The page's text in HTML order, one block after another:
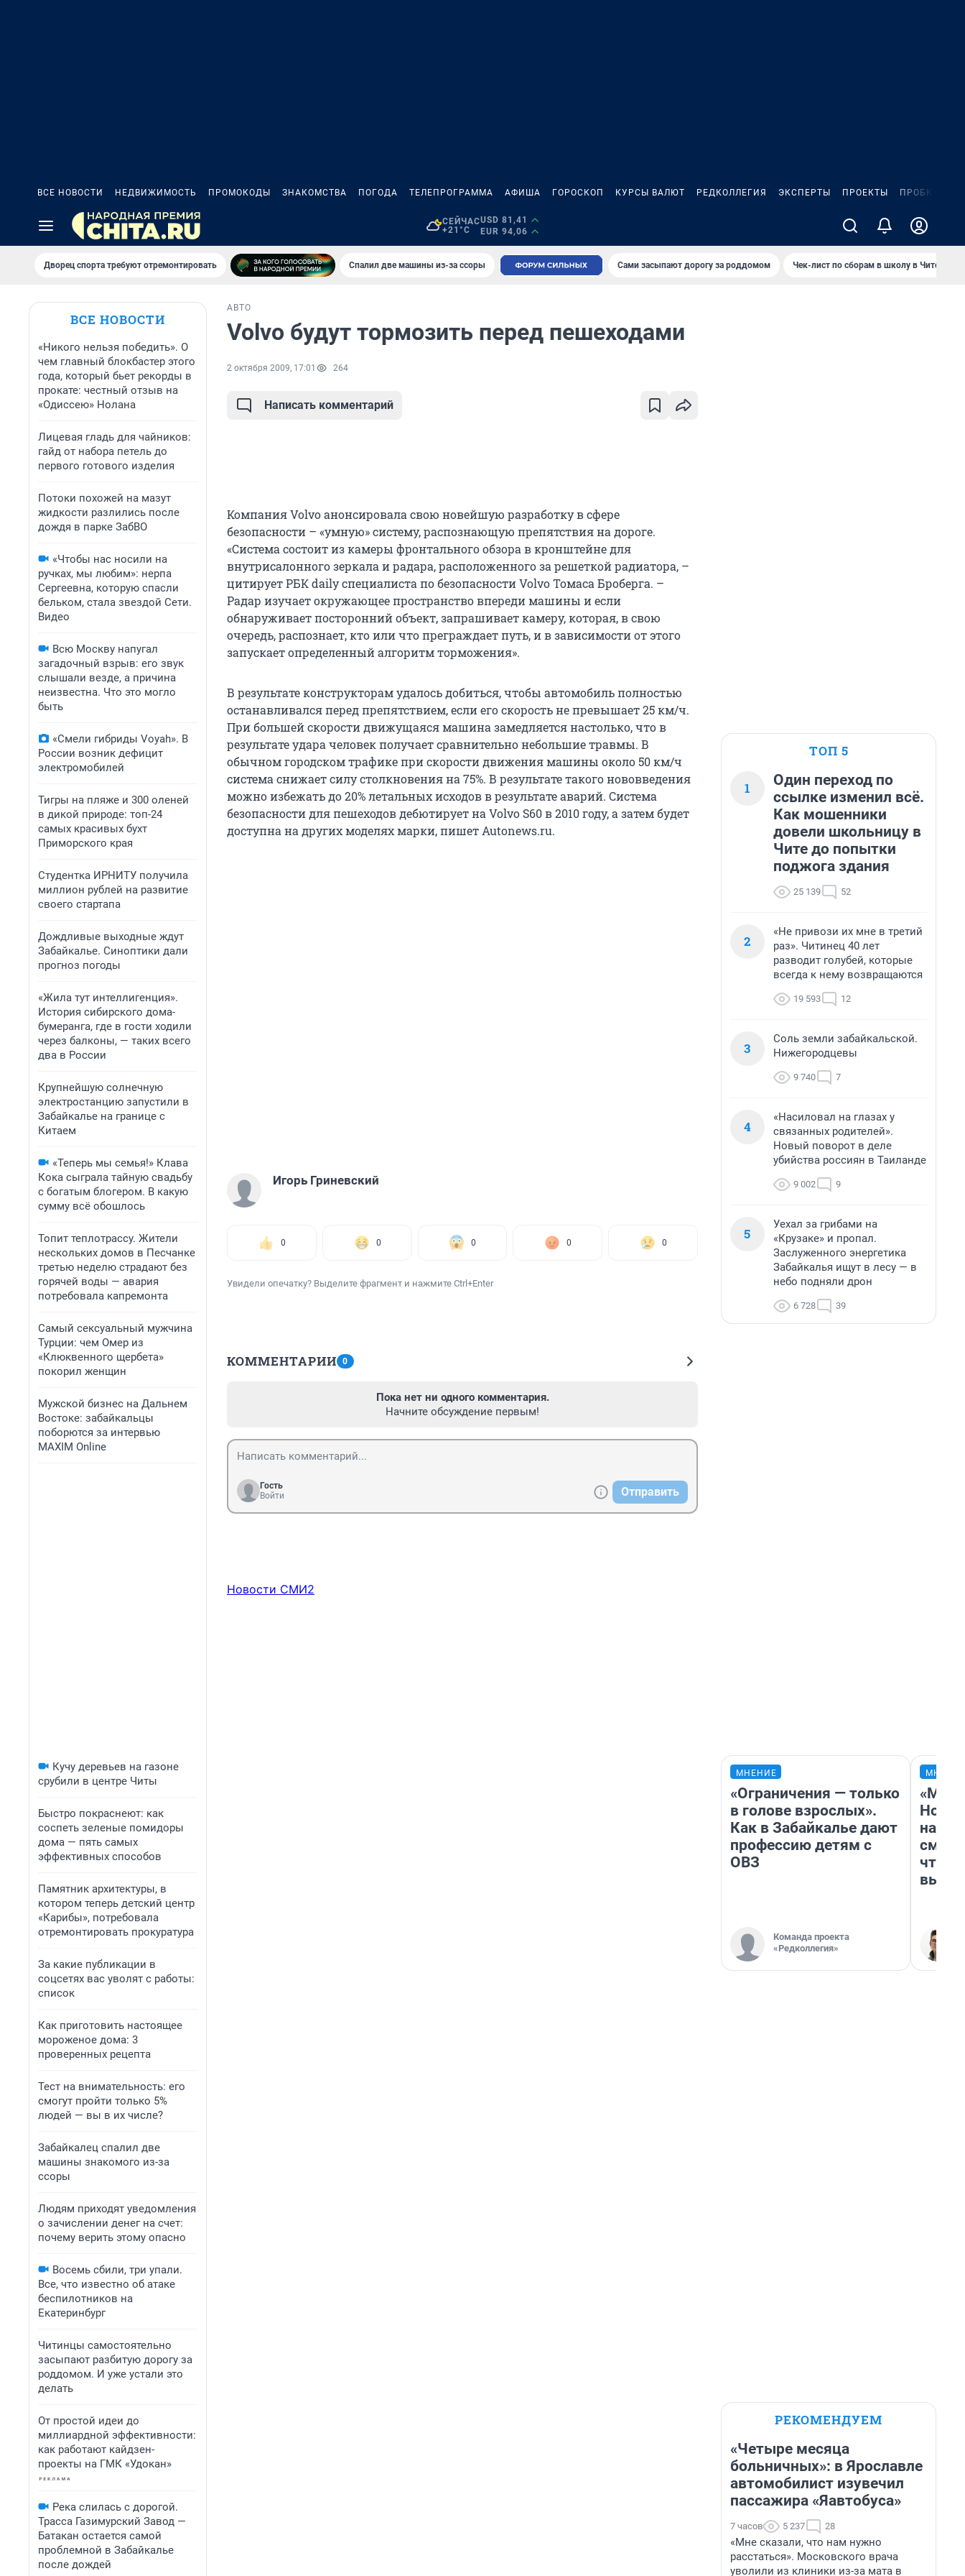
ВСЕ НОВОСТИ НЕДВИЖИМОСТЬ ПРОМОКОДЫ ЗНАКОМСТВА ПОГОДА ТЕЛЕПРОГРАММА АФИША ГОРОСКОП КУРСЫ ВАЛЮТ РЕДКОЛЛЕГИЯ ЭКСПЕРТЫ ПРОЕКТЫ ПРОБКИ
СЕЙЧАС
+21°C
USD 81,41
EUR 94,06
Дворец спорта требуют отремонтировать Спалил две машины из-за ссоры Сами засыпают дорогу за роддомом Чек-лист по сборам в школу в Чите
ВСЕ НОВОСТИ
«Никого нельзя победить». О
чем главный блокбастер этого
года, который бьет рекорды в
прокате: честный отзыв на
«Одиссею» Нолана
Лицевая гладь для чайников:
гайд от набора петель до
первого готового изделия
Потоки похожей на мазут
жидкости разлились после
дождя в парке ЗабВО
«Чтобы нас носили на
ручках, мы любим»: нерпа
Сергеевна, которую спасли
бельком, стала звездой Сети.
Видео
Всю Москву напугал
загадочный взрыв: его звук
слышали везде, а причина
неизвестна. Что это могло
быть
«Смели гибриды Voyah». В
России возник дефицит
электромобилей
Тигры на пляже и 300 оленей
в дикой природе: топ-24
самых красивых бухт
Приморского края
Студентка ИРНИТУ получила
миллион рублей на развитие
своего стартапа
Дождливые выходные ждут
Забайкалье. Синоптики дали
прогноз погоды
«Жила тут интеллигенция».
История сибирского дома-
бумеранга, где в гости ходили
через балконы, — таких всего
два в России
Крупнейшую солнечную
электростанцию запустили в
Забайкалье на границе с
Китаем
«Теперь мы семья!» Клава
Кока сыграла тайную свадьбу
с богатым блогером. В какую
сумму всё обошлось
Топит теплотрассу. Жители
нескольких домов в Песчанке
третью неделю страдают без
горячей воды — авария
потребовала капремонта
Самый сексуальный мужчина
Турции: чем Омер из
«Клюквенного щербета»
покорил женщин
Мужской бизнес на Дальнем
Востоке: забайкальцы
поборются за интервью
MAXIM Online
Кучу деревьев на газоне
срубили в центре Читы
Быстро покраснеют: как
соспеть зеленые помидоры
дома — пять самых
эффективных способов
Памятник архитектуры, в
котором теперь детский центр
«Карибы», потребовала
отремонтировать прокуратура
За какие публикации в
соцсетях вас уволят с работы:
список
Как приготовить настоящее
мороженое дома: 3
проверенных рецепта
Тест на внимательность: его
смогут пройти только 5%
людей — вы в их числе?
Забайкалец спалил две
машины знакомого из-за
ссоры
Людям приходят уведомления
о зачислении денег на счет:
почему верить этому опасно
Восемь сбили, три упали.
Все, что известно об атаке
беспилотников на
Екатеринбург
Читинцы самостоятельно
засыпают разбитую дорогу за
роддомом. И уже устали это
делать
От простой идеи до
миллиардной эффективности:
как работают кайдзен-
проекты на ГМК «Удокан»
Река слилась с дорогой.
Трасса Газимурский Завод —
Батакан остается самой
проблемной в Забайкалье
после дождей
АВТО
Volvo будут тормозить перед пешеходами
2 октября 2009, 17:01 264
Написать комментарий
Компания Volvo анонсировала свою новейшую разработку в сфере
безопасности – «умную» систему, распознающую препятствия на дороге.
«Система состоит из камеры фронтального обзора в кронштейне для
внутрисалонного зеркала и радара, расположенного за решеткой радиатора, –
цитирует РБК daily специалиста по безопасности Volvo Томаса Броберга. –
Радар изучает окружающее пространство впереди машины и если
обнаруживает посторонний объект, запрашивает камеру, которая, в свою
очередь, распознает, кто или что преграждает путь, и в зависимости от этого
запускает определенный алгоритм торможения».
В результате конструкторам удалось добиться, чтобы автомобиль полностью
останавливался перед препятствием, если его скорость не превышает 25 км/ч.
При большей скорости движущаяся машина замедляется настолько, что в
результате удара человек получает сравнительно небольшие травмы. В
обычном городском трафике при скорости движения машины около 50 км/ч
система снижает силу столкновения на 75%. В результате такого нововведения
можно избежать до 20% летальных исходов в результате аварий. Система
безопасности для пешеходов дебютирует на Volvo S60 в 2010 году, а затем будет
доступна на других моделях марки, пишет Autonews.ru.
Игорь Гриневский
0 0 0 0 0
Увидели опечатку? Выделите фрагмент и нажмите Ctrl+Enter
КОММЕНТАРИИ 0
Пока нет ни одного комментария.
Начните обсуждение первым!
Гость
Войти
Отправить
Новости СМИ2
ТОП 5
1
Один переход по
ссылке изменил всё.
Как мошенники
довели школьницу в
Чите до попытки
поджога здания
25 139 52
2
«Не привози их мне в третий
раз». Читинец 40 лет
разводит голубей, которые
всегда к нему возвращаются
19 593 12
3
Соль земли забайкальской.
Нижегородцевы
9 740 7
4
«Насиловал на глазах у
связанных родителей».
Новый поворот в деле
убийства россиян в Таиланде
9 002 9
5
Уехал за грибами на
«Крузаке» и пропал.
Заслуженного энергетика
Забайкалья ищут в лесу — в
небо подняли дрон
6 728 39
МНЕНИЕ
«Ограничения — только
в голове взрослых».
Как в Забайкалье дают
профессию детям с
ОВЗ
Команда проекта
«Редколлегия»
«Мы
РЕКОМЕНДУЕМ
«Четыре месяца
больничных»: в Ярославле
автомобилист изувечил
пассажира «Яавтобуса»
7 часов 5 237 28
«Мне сказали, что нам нужно
расстаться». Московского врача
уволили из клиники из-за мата в